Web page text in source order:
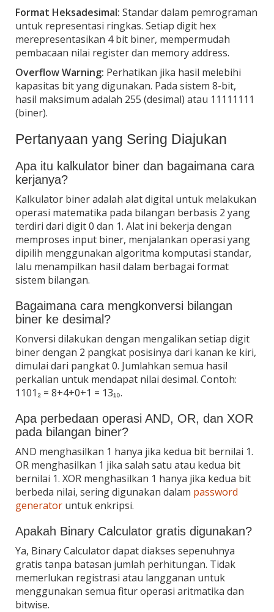
Format Heksadesimal: Standar dalam pemrograman
untuk representasi ringkas. Setiap digit hex
merepresentasikan 4 bit biner, mempermudah
pembacaan nilai register dan memory address.
Overflow Warning: Perhatikan jika hasil melebihi
kapasitas bit yang digunakan. Pada sistem 8-bit,
hasil maksimum adalah 255 (desimal) atau 11111111
(biner).
Pertanyaan yang Sering Diajukan
Apa itu kalkulator biner dan bagaimana cara
kerjanya?
Kalkulator biner adalah alat digital untuk melakukan
operasi matematika pada bilangan berbasis 2 yang
terdiri dari digit 0 dan 1. Alat ini bekerja dengan
memproses input biner, menjalankan operasi yang
dipilih menggunakan algoritma komputasi standar,
lalu menampilkan hasil dalam berbagai format
sistem bilangan.
Bagaimana cara mengkonversi bilangan
biner ke desimal?
Konversi dilakukan dengan mengalikan setiap digit
biner dengan 2 pangkat posisinya dari kanan ke kiri,
dimulai dari pangkat 0. Jumlahkan semua hasil
perkalian untuk mendapat nilai desimal. Contoh:
1101₂ = 8+4+0+1 = 13₁₀.
Apa perbedaan operasi AND, OR, dan XOR
pada bilangan biner?
AND menghasilkan 1 hanya jika kedua bit bernilai 1.
OR menghasilkan 1 jika salah satu atau kedua bit
bernilai 1. XOR menghasilkan 1 hanya jika kedua bit
berbeda nilai, sering digunakan dalam password
generator untuk enkripsi.
Apakah Binary Calculator gratis digunakan?
Ya, Binary Calculator dapat diakses sepenuhnya
gratis tanpa batasan jumlah perhitungan. Tidak
memerlukan registrasi atau langganan untuk
menggunakan semua fitur operasi aritmatika dan
bitwise.